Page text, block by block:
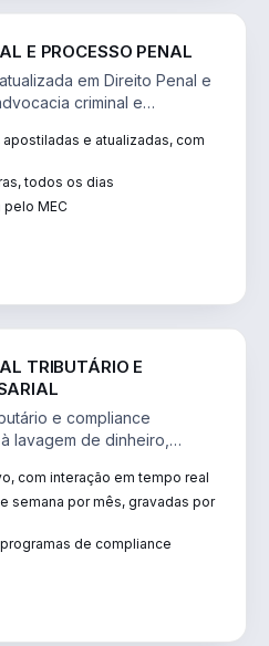
E PROCESSO PENAL
em Direito Penal e
criminal e
apostiladas e atualizadas, com
todos os dias
MEC
TRIBUTÁRIO E
e compliance
lavagem de dinheiro,
com interação em tempo real
semana por mês, gravadas por
de compliance